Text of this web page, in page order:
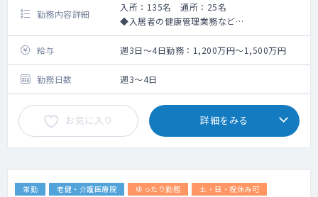
勤務内容詳細
入所：135名 通所：25名
◆入居者の健康管理業務など
※能登半島地震の復興支援をご依頼する場合
がございます。
給与 週3日～4日勤務：1,200万円～1,500万円
勤務日数 週3～4日
お気に入り 詳細をみる
常勤 老健・介護医療院 ゆったり勤務
土・日・祝休み可